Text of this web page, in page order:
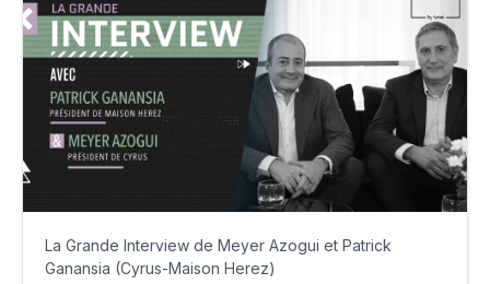
La Grande Interview de Meyer Azogui et Patrick
Ganansia (Cyrus-Maison Herez)